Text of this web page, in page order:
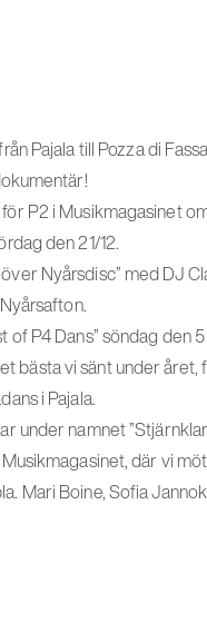
Pajala till Pozza di
P2 i Musikmagasinet
den 21/12.
Nyårsdisc” med DJ
P4 Dans” söndag den 5
bästa vi sänt under året,
i Pajala.
under namnet
där vi
Mari Boine, Sofia